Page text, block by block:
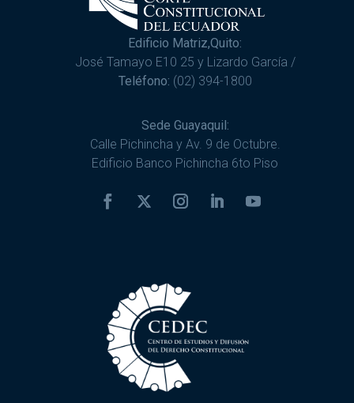
Edificio Matriz,Quito:
José Tamayo E10 25 y Lizardo García /
Teléfono: (02) 394-1800
Sede Guayaquil:
Calle Pichincha y Av. 9 de Octubre.
Edificio Banco Pichincha 6to Piso